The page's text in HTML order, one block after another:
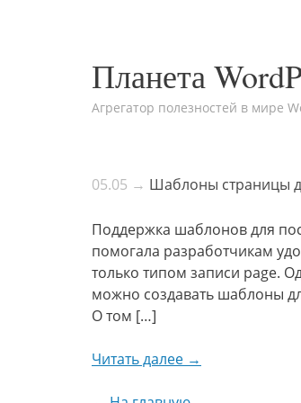
Планета
Агрегатор полезностей в мире
05.05 → Шаблоны страницы
Поддержка шаблонов для
помогала разработчикам
только типом записи page.
можно создавать шаблоны
О том […]
Читать далее →